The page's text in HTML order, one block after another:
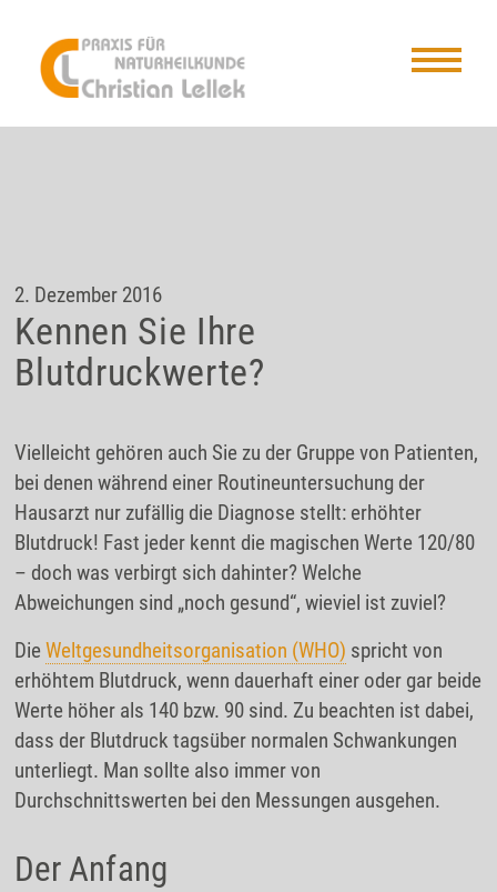
2. Dezember 2016
Kennen Sie Ihre
Blutdruckwerte?
Vielleicht gehören auch Sie zu der Gruppe von Patienten,
bei denen während einer Routineuntersuchung der
Hausarzt nur zufällig die Diagnose stellt: erhöhter
Blutdruck! Fast jeder kennt die magischen Werte 120/80
– doch was verbirgt sich dahinter? Welche
Abweichungen sind „noch gesund“, wieviel ist zuviel?
Die Weltgesundheitsorganisation (WHO) spricht von
erhöhtem Blutdruck, wenn dauerhaft einer oder gar beide
Werte höher als 140 bzw. 90 sind. Zu beachten ist dabei,
dass der Blutdruck tagsüber normalen Schwankungen
unterliegt. Man sollte also immer von
Durchschnittswerten bei den Messungen ausgehen.
Der Anfang